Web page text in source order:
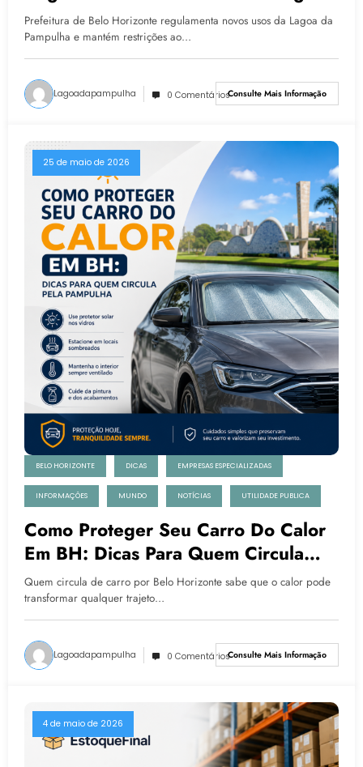
Da Pampulha E Mantém Restrições
Ao Contato Com A Água
Prefeitura de Belo Horizonte regulamenta novos usos da Lagoa da
Pampulha e mantém restrições ao…
Lagoadapampulha 0 ComentáriosConsulte Mais Informação
25 de maio de 2026
BELO HORIZONTE DICAS EMPRESAS ESPECIALIZADAS
INFORMAÇÕES MUNDO NOTÍCIAS UTILIDADE PUBLICA
Como Proteger Seu Carro Do Calor
Em BH: Dicas Para Quem Circula
Pela Pampulha
Quem circula de carro por Belo Horizonte sabe que o calor pode
transformar qualquer trajeto…
Lagoadapampulha 0 ComentáriosConsulte Mais Informação
4 de maio de 2026